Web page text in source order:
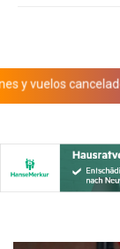
cancelados en